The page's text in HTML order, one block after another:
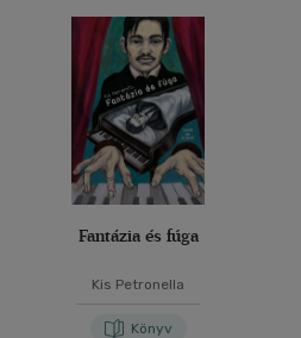
Fantázia és fúga
Kis Petronella
Könyv